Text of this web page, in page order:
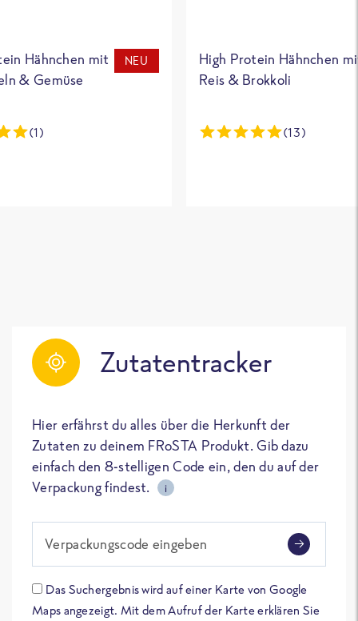
Hähnchen mit
& Gemüse
NEU
(1)
High Protein Hähnchen
Reis & Brokkoli
(13)
Zutatentracker
Hier erfährst du alles über die Herkunft der
Zutaten zu deinem FRoSTA Produkt. Gib dazu
einfach den 8-stelligen Code ein, den du auf der
Verpackung findest.
i
Verpackungscode eingeben
Das Suchergebnis wird auf einer Karte von Google
Maps angezeigt. Mit dem Aufruf der Karte erklären Sie